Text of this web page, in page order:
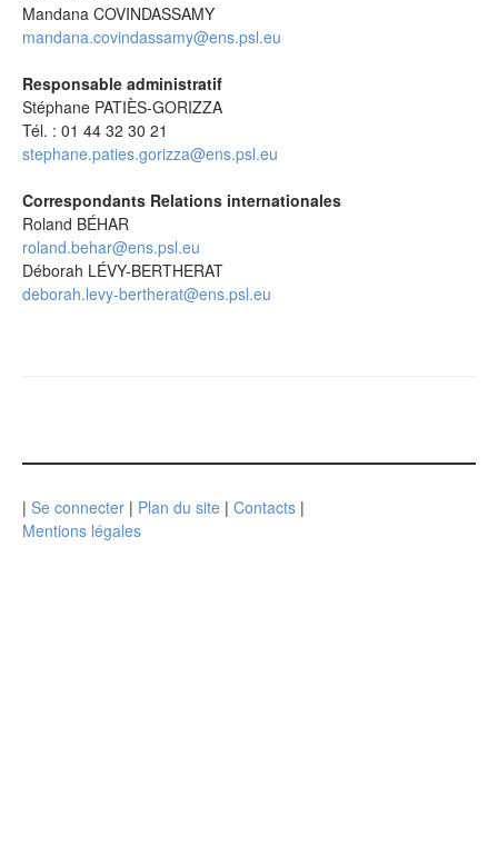
Mandana COVINDASSAMY
mandana.covindassamy@ens.psl.eu
Responsable administratif
Stéphane PATIÈS-GORIZZA
Tél. : 01 44 32 30 21
stephane.paties.gorizza@ens.psl.eu
Correspondants Relations internationales
Roland BÉHAR
roland.behar@ens.psl.eu
Déborah LÉVY-BERTHERAT
deborah.levy-bertherat@ens.psl.eu
| Se connecter | Plan du site | Contacts |
Mentions légales